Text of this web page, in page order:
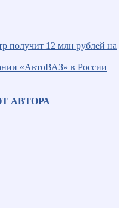
получит 12 млн рублей на
«АвтоВАЗ» в России
АВТОРА